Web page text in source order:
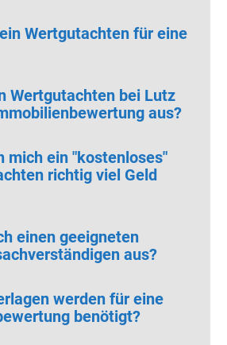
Wertgutachten für eine
Wertgutachten bei Lutz
aus?
mich ein "kostenloses"
richtig viel Geld
einen geeigneten
aus?
werden für eine
benötigt?